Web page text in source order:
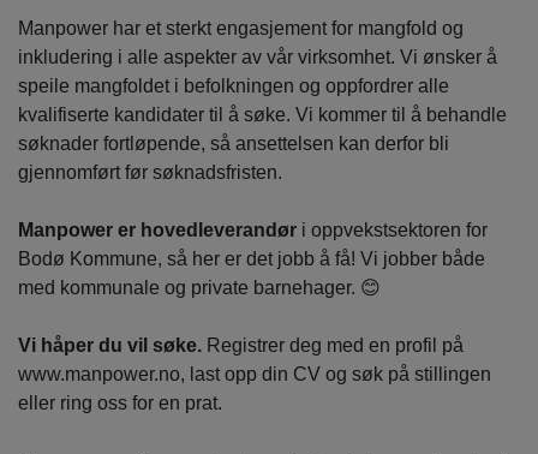
Manpower har et sterkt engasjement for mangfold og
inkludering i alle aspekter av vår virksomhet. Vi ønsker å
speile mangfoldet i befolkningen og oppfordrer alle
kvalifiserte kandidater til å søke. Vi kommer til å behandle
søknader fortløpende, så ansettelsen kan derfor bli
gjennomført før søknadsfristen.
Manpower er hovedleverandør i oppvekstsektoren for
Bodø Kommune, så her er det jobb å få! Vi jobber både
med kommunale og private barnehager. 😊
Vi håper du vil søke. Registrer deg med en profil på
www.manpower.no, last opp din CV og søk på stillingen
eller ring oss for en prat.